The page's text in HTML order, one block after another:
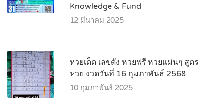
Knowledge & Fund
12 มีนาคม 2025
หวยเด็ด เลขดัง หวยฟรี หวยแม่นๆ สูตร
หวย งวดวันที่ 16 กุมภาพันธ์ 2568
10 กุมภาพันธ์ 2025